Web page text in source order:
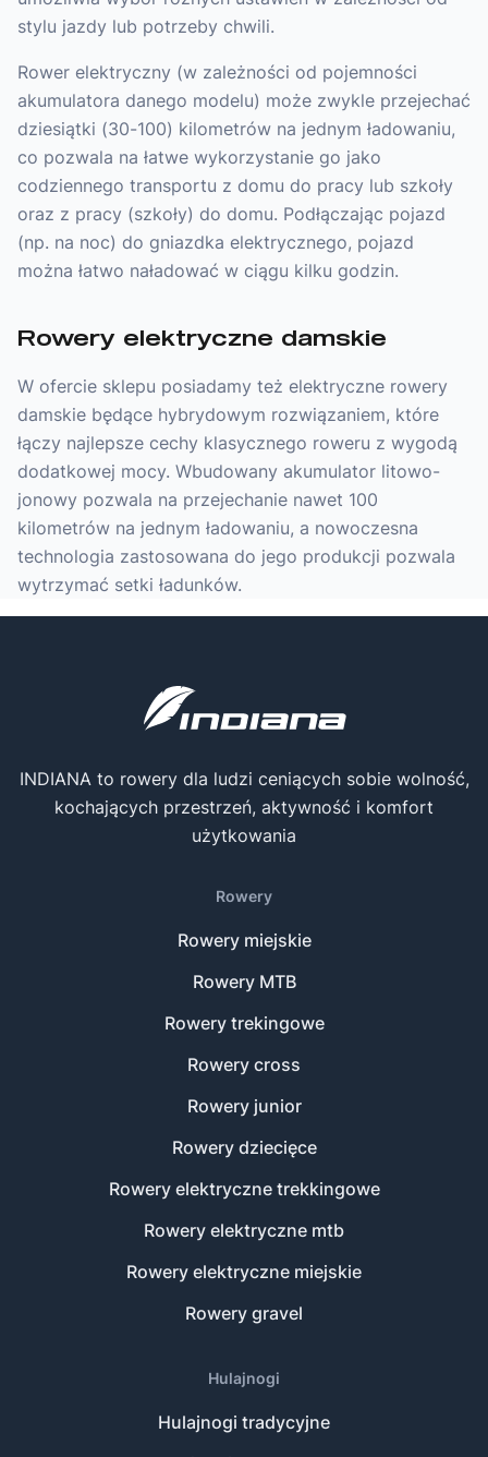
stylu jazdy lub potrzeby chwili.
Rower elektryczny (w zależności od pojemności
akumulatora danego modelu) może zwykle przejechać
dziesiątki (30-100) kilometrów na jednym ładowaniu,
co pozwala na łatwe wykorzystanie go jako
codziennego transportu z domu do pracy lub szkoły
oraz z pracy (szkoły) do domu. Podłączając pojazd
(np. na noc) do gniazdka elektrycznego, pojazd
można łatwo naładować w ciągu kilku godzin.
Rowery elektryczne damskie
W ofercie sklepu posiadamy też elektryczne rowery
damskie będące hybrydowym rozwiązaniem, które
łączy najlepsze cechy klasycznego roweru z wygodą
dodatkowej mocy. Wbudowany akumulator litowo-
jonowy pozwala na przejechanie nawet 100
kilometrów na jednym ładowaniu, a nowoczesna
technologia zastosowana do jego produkcji pozwala
wytrzymać setki ładunków.
INDIANA to rowery dla ludzi ceniących sobie wolność,
kochających przestrzeń, aktywność i komfort
użytkowania
Rowery
Rowery miejskie
Rowery MTB
Rowery trekingowe
Rowery cross
Rowery junior
Rowery dziecięce
Rowery elektryczne trekkingowe
Rowery elektryczne mtb
Rowery elektryczne miejskie
Rowery gravel
Hulajnogi
Hulajnogi tradycyjne